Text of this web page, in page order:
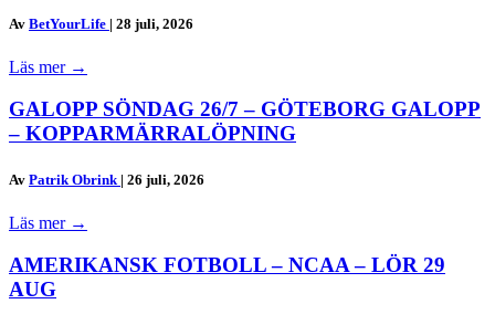
Av BetYourLife | 28 juli, 2026
Läs mer →
GALOPP SÖNDAG 26/7 – GÖTEBORG GALOPP
– KOPPARMÄRRALÖPNING
Av Patrik Obrink | 26 juli, 2026
Läs mer →
AMERIKANSK FOTBOLL – NCAA – LÖR 29
AUG